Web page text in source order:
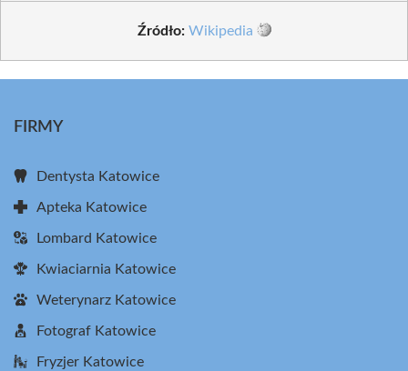
Źródło: Wikipedia
FIRMY
Dentysta Katowice
Apteka Katowice
Lombard Katowice
Kwiaciarnia Katowice
Weterynarz Katowice
Fotograf Katowice
Fryzjer Katowice